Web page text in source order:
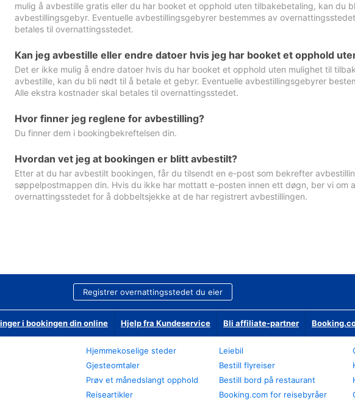
mulig å avbestille gratis eller du har booket et opphold uten tilbakebetaling, kan du
avbestillingsgebyr. Eventuelle avbestillingsgebyrer bestemmes av
betales til overnattingsstedet.
Kan jeg avbestille eller endre datoer hvis jeg har booket et opphold
Det er ikke mulig å endre datoer hvis du har booket et opphold uten mulighet til
avbestille, kan du bli nødt til å betale et gebyr. Eventuelle avbestillingsgebyrer
Alle ekstra kostnader skal betales til overnattingsstedet.
Hvor finner jeg reglene for avbestilling?
Du finner dem i bookingbekreftelsen din.
Hvordan vet jeg at bookingen er blitt avbestilt?
Etter at du har avbestilt bookingen, får du tilsendt en e-post som bekrefter
søppelpostmappen din. Hvis du ikke har mottatt e-posten innen ett døgn, ber vi om
overnattingsstedet for å dobbeltsjekke at de har registrert avbestillingen.
Registrer overnattingsstedet du eier
i bookingen din online Hjelp fra Kundeservice Bli affiliate-partner
Hjemmekoselige steder
Gjesteomtaler
Prøv et månedslangt opphold
Reiseartikler
Leiebil
Bestill flyreiser
Bestill bord på restaurant
Booking.com for reisebyråer